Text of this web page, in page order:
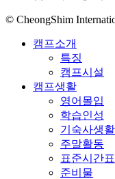
© CheongShim
캠프소개
특징
캠프시설
캠프생활
영어몰입
학습인성
기숙사생활
주말활동
표준시간표
준비물